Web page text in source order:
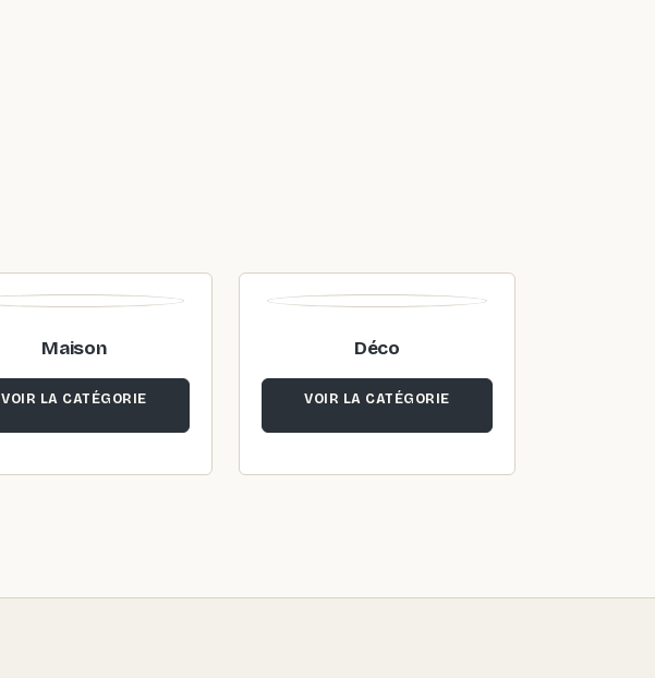
Maison
VOIR LA CATÉGORIE
Déco
VOIR LA CATÉGORIE